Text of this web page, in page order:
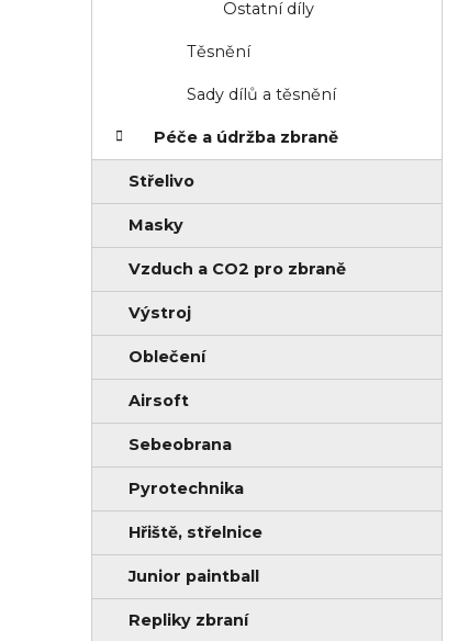
Ostatní díly
Těsnění
Sady dílů a těsnění
Péče a údržba zbraně
Střelivo
Masky
Vzduch a CO2 pro zbraně
Výstroj
Oblečení
Airsoft
Sebeobrana
Pyrotechnika
Hřiště, střelnice
Junior paintball
Repliky zbraní